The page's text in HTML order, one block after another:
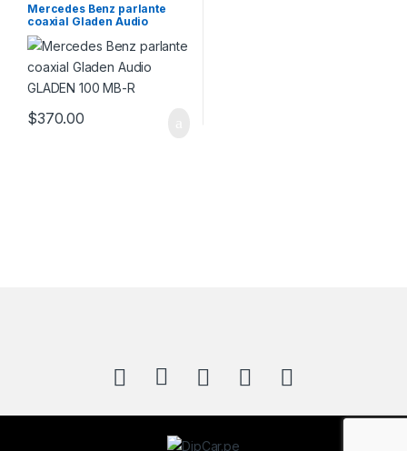
Mercedes Benz parlante
coaxial Gladen Audio
GLADEN 100 MB-R
$370.00